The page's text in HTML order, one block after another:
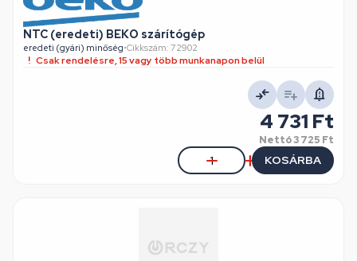
NTC (eredeti) BEKO szárítógép
eredeti (gyári) minőség•Cikkszám: 72902
Csak rendelésre, 15 vagy több munkanapon belül
4 731 Ft
Nettó3 725 Ft
KOSÁRBA